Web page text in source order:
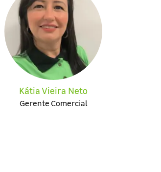
Kátia Vieira Neto
Gerente Comercial